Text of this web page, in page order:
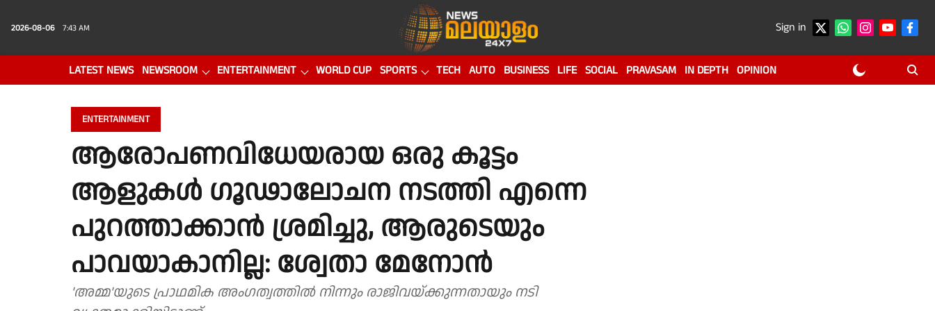
2026-08-06 7:43 AM Sign in
LATEST NEWS NEWSROOM ENTERTAINMENT WORLD CUP SPORTS TECH AUTO BUSINESS LIFE SOCIAL PRAVASAM IN DEPTH OPINION
ENTERTAINMENT
ആരോപണവിധേയരായ ഒരു കൂട്ടം
ആളുകൾ ഗൂഢാലോചന നടത്തി എന്നെ
പുറത്താക്കാൻ ശ്രമിച്ചു, ആരുടെയും
പാവയാകാനില്ല: ശ്വേതാ മേനോൻ
'അമ്മ'യുടെ പ്രാഥമിക അംഗത്വത്തിൽ നിന്നും രാജിവയ്ക്കുന്നതായും നടി